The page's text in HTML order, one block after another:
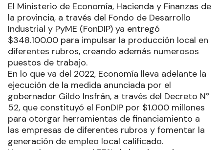
El Ministerio de Economía, Hacienda y Finanzas de
la provincia, a través del Fondo de Desarrollo
Industrial y PyME (FonDIP) ya entregó
$348.100.00 para impulsar la producción local en
diferentes rubros, creando además numerosos
puestos de trabajo.
En lo que va del 2022, Economía lleva adelante la
ejecución de la medida anunciada por el
gobernador Gildo Insfrán, a través del Decreto N°
52, que constituyó el FonDIP por $1.000 millones
para otorgar herramientas de financiamiento a
las empresas de diferentes rubros y fomentar la
generación de empleo local calificado.